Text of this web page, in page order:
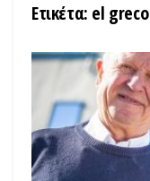
Ετικέτα: el greco